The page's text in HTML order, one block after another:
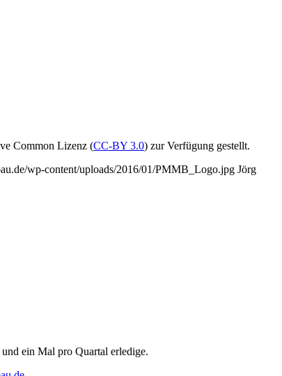
Common Lizenz (CC-BY 3.0) zur Verfügung gestellt.
wp-content/uploads/2016/01/PMMB_Logo.jpg Jörg
ein Mal pro Quartal erledige.